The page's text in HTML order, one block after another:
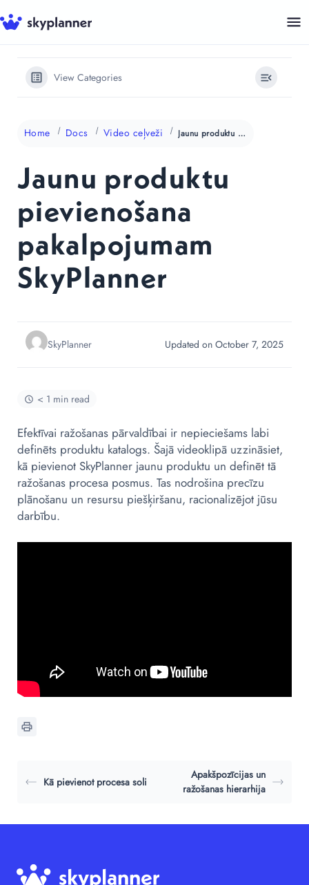
Skip
to
View Categories
Home Docs Video ceļveži Jaunu produktu pievienošana pakalpojumam SkyPlanner
Jaunu produktu
pievienošana
pakalpojumam
SkyPlanner
SkyPlanner Updated on October 7, 2025
< 1 min read
Efektīvai ražošanas pārvaldībai ir nepieciešams labi
definēts produktu katalogs. Šajā videoklipā uzzināsiet,
kā pievienot SkyPlanner jaunu produktu un definēt tā
ražošanas procesa posmus. Tas nodrošina precīzu
plānošanu un resursu piešķiršanu, racionalizējot jūsu
darbību.
Kā pievienot procesa soli
Apakšpozīcijas un
ražošanas hierarhija